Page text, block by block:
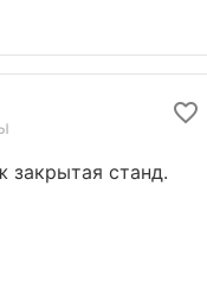
закрытая станд.